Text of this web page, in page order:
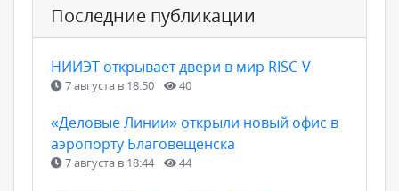
Последние публикации
НИИЭТ открывает двери в мир RISC-V
7 августа в 18:50 40
«Деловые Линии» открыли новый офис в
аэропорту Благовещенска
7 августа в 18:44 44